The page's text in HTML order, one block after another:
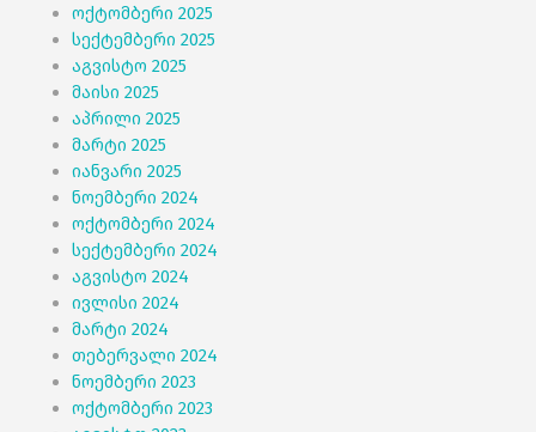
ოქტომბერი 2025
სექტემბერი 2025
აგვისტო 2025
მაისი 2025
აპრილი 2025
მარტი 2025
იანვარი 2025
ნოემბერი 2024
ოქტომბერი 2024
სექტემბერი 2024
აგვისტო 2024
ივლისი 2024
მარტი 2024
თებერვალი 2024
ნოემბერი 2023
ოქტომბერი 2023